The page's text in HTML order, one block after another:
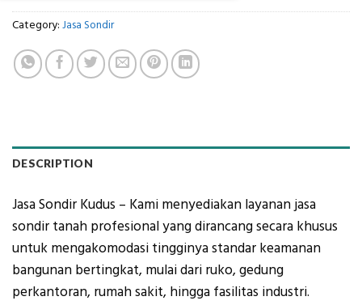
Category: Jasa Sondir
DESCRIPTION
Jasa Sondir Kudus – Kami menyediakan layanan jasa
sondir tanah profesional yang dirancang secara khusus
untuk mengakomodasi tingginya standar keamanan
bangunan bertingkat, mulai dari ruko, gedung
perkantoran, rumah sakit, hingga fasilitas industri.